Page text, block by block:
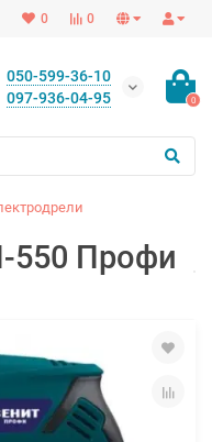
0
0
050-599-36-10
097-936-04-95
0
550 Профи